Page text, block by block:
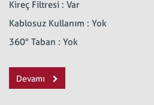
Kireç Filtresi : Var
Kablosuz Kullanım : Yok
360° Taban : Yok
Devamı